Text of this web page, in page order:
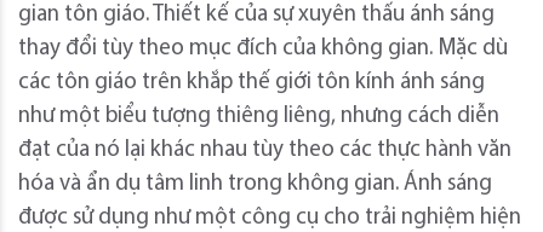
gian tôn giáo. Thiết kế của sự xuyên thấu ánh sáng
thay đổi tùy theo mục đích của không gian. Mặc dù
các tôn giáo trên khắp thế giới tôn kính ánh sáng
như một biểu tượng thiêng liêng, nhưng cách diễn
đạt của nó lại khác nhau tùy theo các thực hành văn
hóa và ẩn dụ tâm linh trong không gian. Ánh sáng
được sử dụng như một công cụ cho trải nghiệm hiện